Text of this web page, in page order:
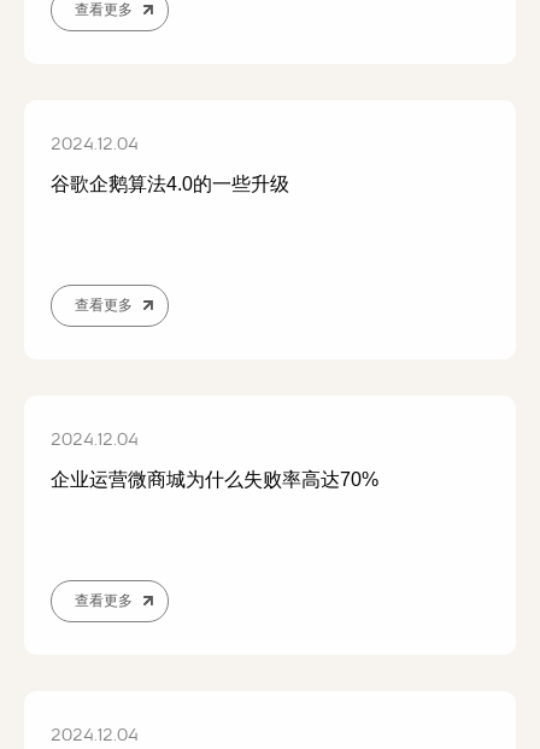
查看更多
2024.12.04
谷歌企鹅算法4.0的一些升级
查看更多
2024.12.04
企业运营微商城为什么失败率高达70%
查看更多
2024.12.04